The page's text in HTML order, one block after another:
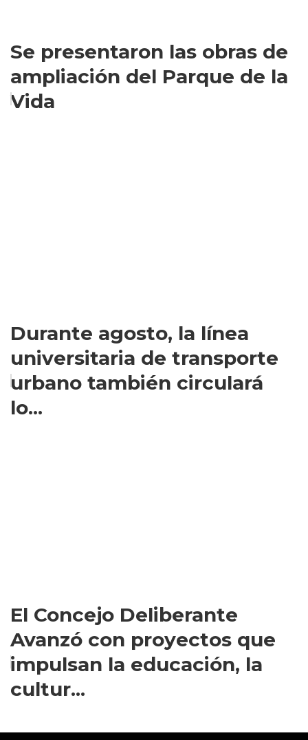
Se presentaron las obras de
ampliación del Parque de la
Vida
Durante agosto, la línea
universitaria de transporte
urbano también circulará
lo...
El Concejo Deliberante
Avanzó con proyectos que
impulsan la educación, la
cultur...